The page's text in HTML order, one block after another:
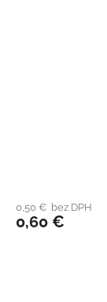
0,50 € bez DPH
0,60 €